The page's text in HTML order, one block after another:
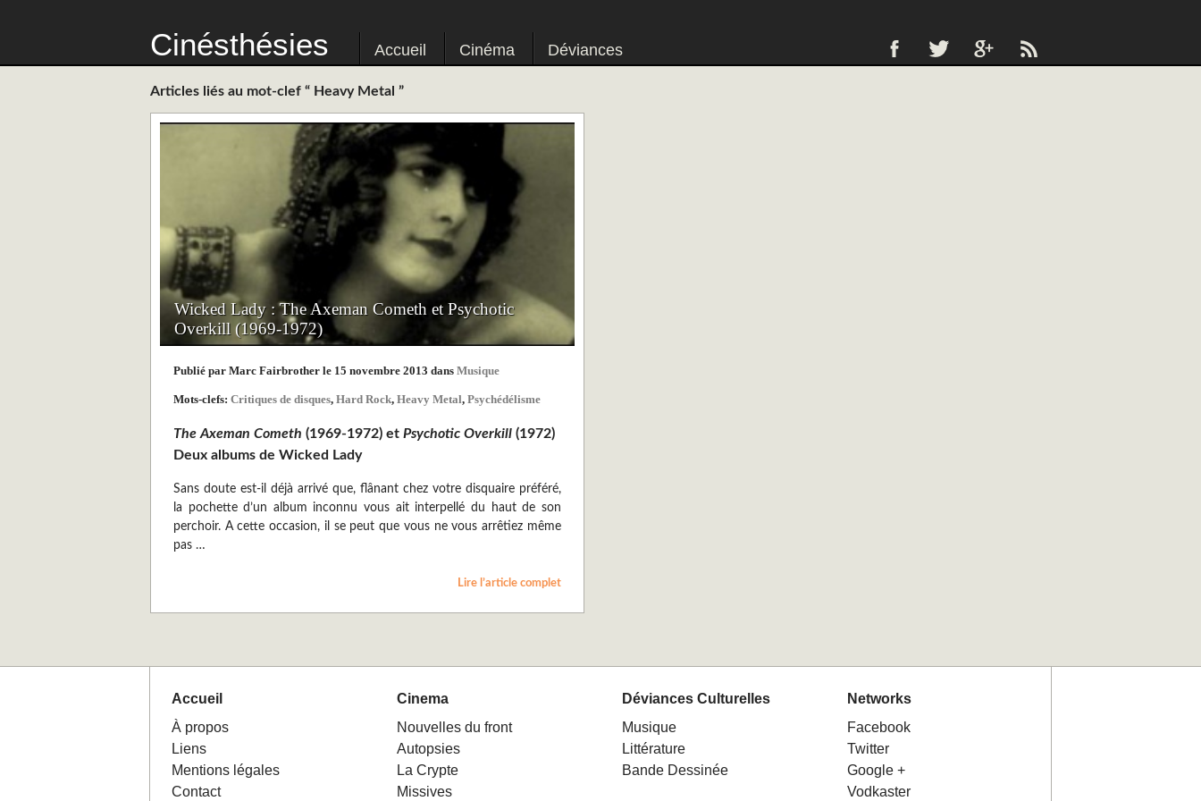
Cinésthésies Accueil Cinéma Déviances
Articles liés au mot-clef “ Heavy Metal ”
Wicked Lady : The Axeman Cometh et Psychotic
Overkill (1969-1972)
Publié par Marc Fairbrother le 15 novembre 2013 dans Musique
Mots-clefs: Critiques de disques, Hard Rock, Heavy Metal, Psychédélisme
The Axeman Cometh (1969-1972) et Psychotic Overkill (1972)
Deux albums de Wicked Lady
Sans doute est-il déjà arrivé que, flânant chez votre disquaire préféré,
la pochette d’un album inconnu vous ait interpellé du haut de son
perchoir. A cette occasion, il se peut que vous ne vous arrêtiez même
pas …
Lire l’article complet
Accueil
À propos
Liens
Mentions légales
Contact
Cinema
Nouvelles du front
Autopsies
La Crypte
Missives
Déviances Culturelles
Musique
Littérature
Bande Dessinée
Networks
Facebook
Twitter
Google +
Vodkaster